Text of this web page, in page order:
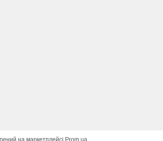
на маркетплейсі Prom.ua